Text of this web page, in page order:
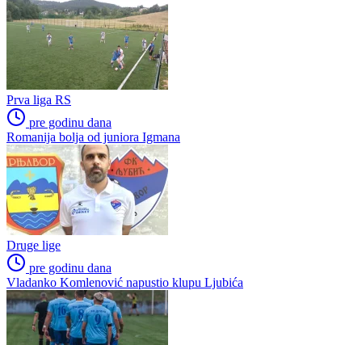
Prva liga RS
pre godinu dana
Romanija bolja od juniora Igmana
Druge lige
pre godinu dana
Vladanko Komlenović napustio klupu Ljubića